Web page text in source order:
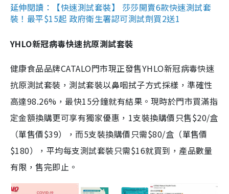
延伸閱讀：【快速測試套裝】 莎莎開賣6款快速測試套
裝！最平$15起 政府衛生署認可測試劑買2送1
YHLO新冠病毒快速抗原測試套裝
健康食品品牌CATALO門市現正發售YHLO新冠病毒快速
抗原測試套裝，測試套裝以鼻咽拭子方式採樣，準確性
高達98.26%，最快15分鐘就有結果。現時於門市買滿指
定金額換購更可享有獨家優惠，1支裝換購價只售$20/盒
（單售價$39），而5支裝換購價只需$80/盒（單售價
$180），平均每支測試套裝只需$16就買到，產品數量
有限，售完即止。